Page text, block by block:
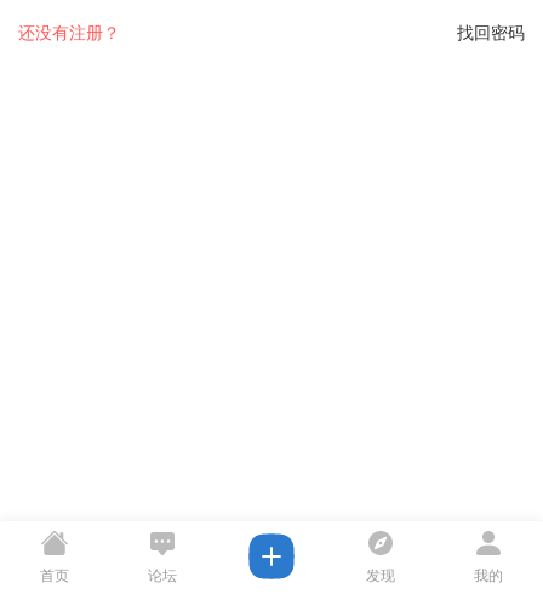
找回密码
还没有注册？
首页 论坛 发现 我的